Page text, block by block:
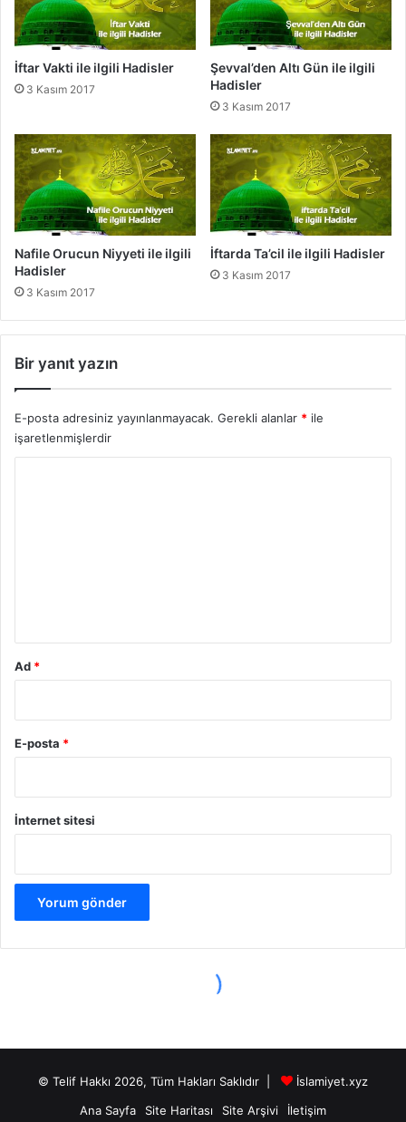
© Telif Hakkı 2026, Tüm Hakları Saklıdır |
İslamiyet.xyz
Ana Sayfa
Site Haritası Site Arşivi İletişim